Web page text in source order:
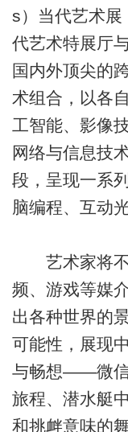
s）当代艺术展
代艺术特展厅
国内外顶尖的
术组合，以各
工智能、影像
网络与信息技
段，呈现一系
脑编程、互动
艺术家将不
频、游戏等媒
出各种世界的
可能性，展现
与畅想——微信
旅程、潜水艇
和挑衅意味的